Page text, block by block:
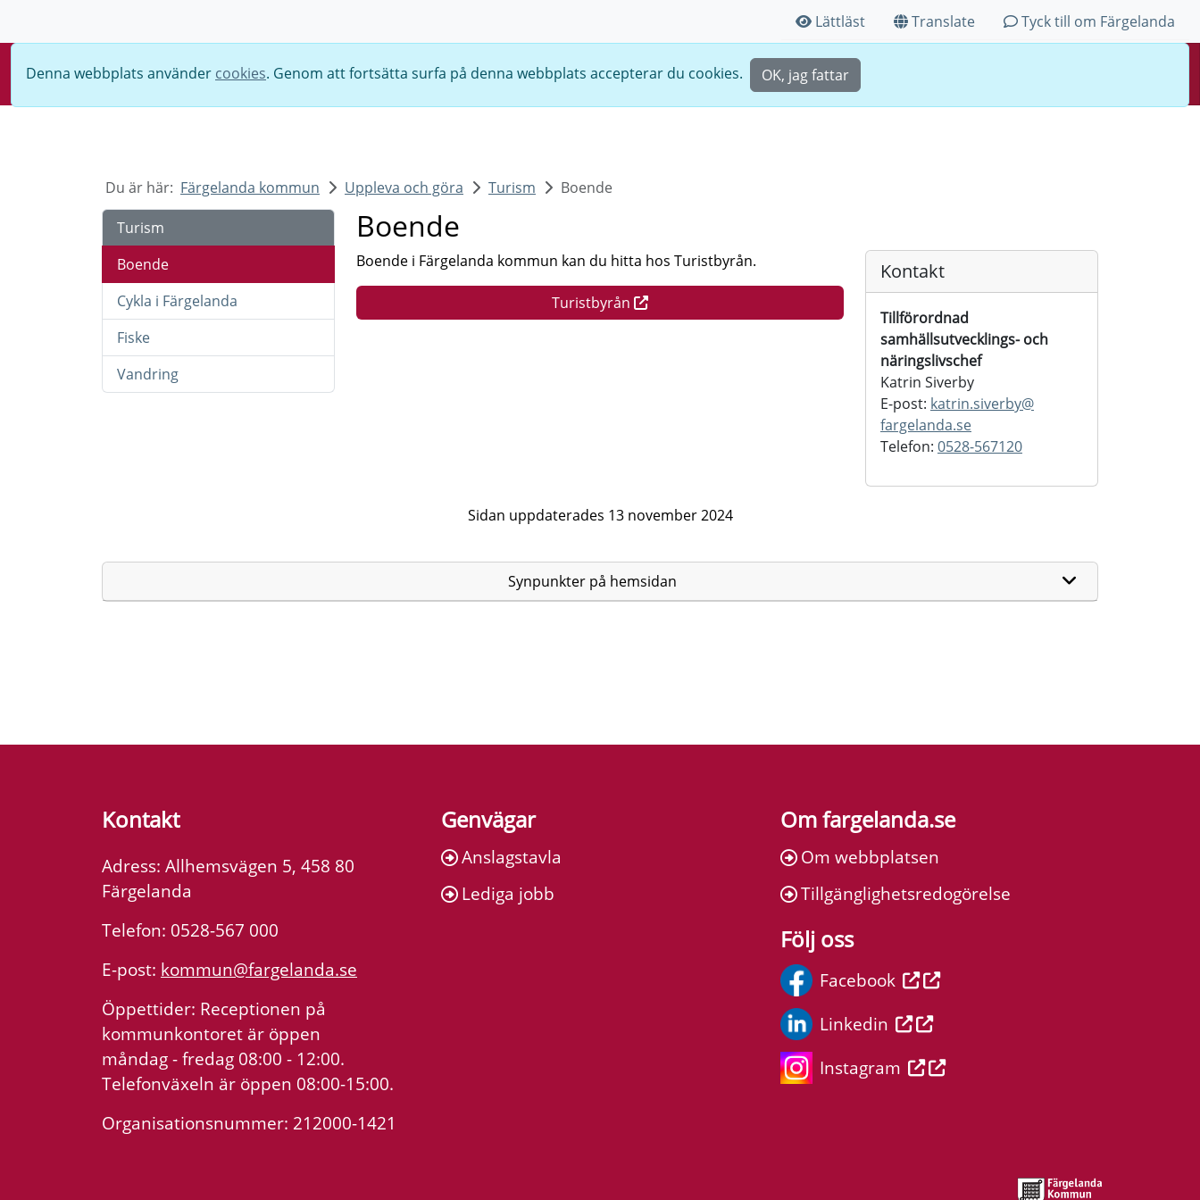
Lättläst Translate
Tyck till om Färgelanda
Denna webbplats använder cookies. Genom att fortsätta surfa på denna webbplats accepterar du cookies. OK, jag fattar
Du är här: Färgelanda kommun Uppleva och göra Turism Boende
Turism
Boende
Cykla i Färgelanda
Fiske
Vandring
Boende
Boende i Färgelanda kommun kan du hitta hos Turistbyrån.
Turistbyrån
Kontakt
Tillförordnad
samhällsutvecklings- och
näringslivschef
Katrin Siverby
E-post: katrin.siverby@
fargelanda.se
Telefon: 0528-567120
Sidan uppdaterades 13 november 2024
Synpunkter på hemsidan
Kontakt
Adress: Allhemsvägen 5, 458 80
Färgelanda
Telefon: 0528-567 000
E-post: kommun@fargelanda.se
Öppettider: Receptionen på
kommunkontoret är öppen
måndag - fredag 08:00 - 12:00.
Telefonväxeln är öppen 08:00-15:00.
Organisationsnummer: 212000-1421
Genvägar
Anslagstavla
Lediga jobb
Om fargelanda.se
Om webbplatsen
Tillgänglighetsredogörelse
Följ oss
Facebook
Linkedin
Instagram